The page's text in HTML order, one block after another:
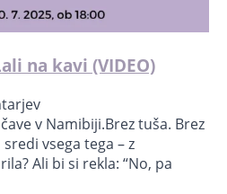
na kavi (VIDEO)
v Namibiji.Brez tuša. Brez
vsega tega – z
Ali bi si rekla: “No, pa